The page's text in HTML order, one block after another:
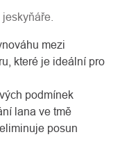
mezi
které je ideální pro
podmínek
lana ve tmě
posun